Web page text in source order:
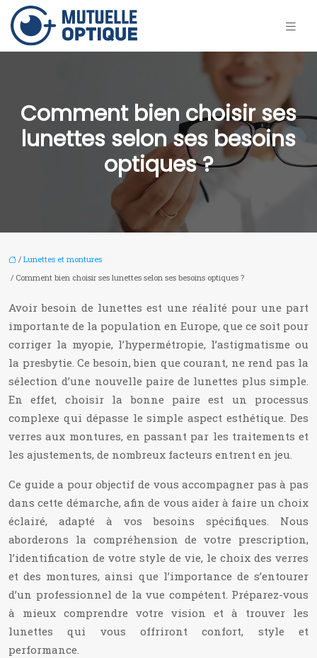
Comment bien choisir ses
lunettes selon ses besoins
optiques ?
/ Lunettes et montures
/ Comment bien choisir ses lunettes selon ses besoins optiques ?
Avoir besoin de lunettes est une réalité pour une part
importante de la population en Europe, que ce soit pour
corriger la myopie, l’hypermétropie, l’astigmatisme ou
la presbytie. Ce besoin, bien que courant, ne rend pas la
sélection d’une nouvelle paire de lunettes plus simple.
En effet, choisir la bonne paire est un processus
complexe qui dépasse le simple aspect esthétique. Des
verres aux montures, en passant par les traitements et
les ajustements, de nombreux facteurs entrent en jeu.
Ce guide a pour objectif de vous accompagner pas à pas
dans cette démarche, afin de vous aider à faire un choix
éclairé, adapté à vos besoins spécifiques. Nous
aborderons la compréhension de votre prescription,
l’identification de votre style de vie, le choix des verres
et des montures, ainsi que l’importance de s’entourer
d’un professionnel de la vue compétent. Préparez-vous
à mieux comprendre votre vision et à trouver les
lunettes qui vous offriront confort, style et
performance.